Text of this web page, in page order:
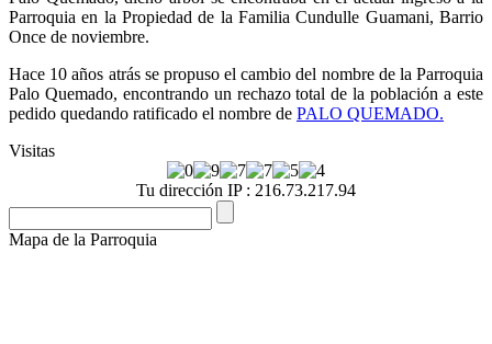
Parroquia en la Propiedad de la Familia Cundulle Guamani, Barrio
Once de noviembre.
Hace 10 años atrás se propuso el cambio del nombre de la Parroquia
Palo Quemado, encontrando un rechazo total de la población a este
pedido quedando ratificado el nombre de PALO QUEMADO.
Visitas
Tu dirección IP : 216.73.217.94
Mapa de la Parroquia